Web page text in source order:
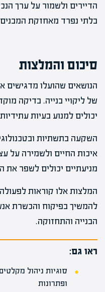
הדיירים ולשמור על ערך
בלתי נפרד מאחזקת
סיכום והמלצות
הנושאים שהועלו מדגישים
של ליקויי בנייה. בדיקה
יכולים למנוע בעיות
השקעה בתשתיות
איכות החיים ולשמירה על
מניעתיים יכולים לשפר את
המלצות אלו קוראות
להמשיך בפיקוח והכשרת
הבנייה והתחזוקה.
ראו גם:
סוגיות ניהול
ופתרונות